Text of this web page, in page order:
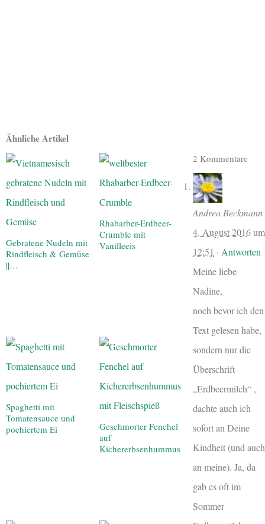
Ähnliche Artikel
Gebratene Nudeln mit
Rindfleisch & Gemüse
||…
Rhabarber-Erdbeer-
Crumble mit
Vanilleeis
Spaghetti mit
Tomatensauce und
pochiertem Ei
Geschmorter Fenchel
auf
Kichererbsenhummus
2 Kommentare
Andrea Beckmann
4. August 2016um
12:51 · Antworten
Meine liebe
Nadine,
noch bevor ich den
Text gelesen habe,
sondern nur die
Überschrift
„Erdbeermilch“ ,
dachte auch ich
sofort an Deine
Kindheit (und auch
an meine). Ja, da
gab es oft im
Sommer